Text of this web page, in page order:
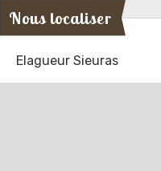
Nous localiser
Elagueur Sieuras